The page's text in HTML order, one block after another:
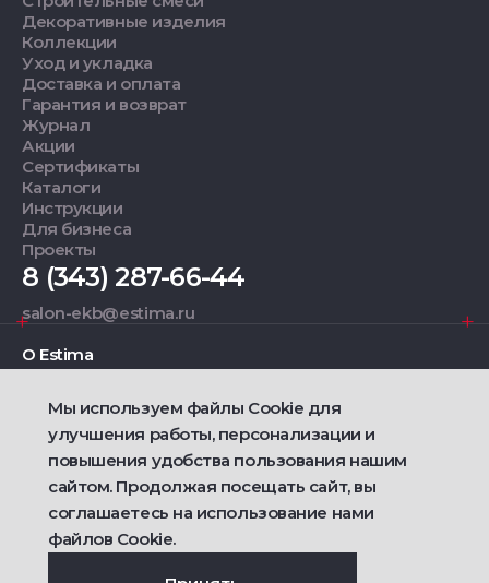
Декоративные изделия
Коллекции
Уход и укладка
Доставка и оплата
Гарантия и возврат
Журнал
Акции
Сертификаты
Каталоги
Инструкции
Для бизнеса
Проекты
8 (343) 287-66-44
salon-ekb@estima.ru
О Estima
Дизайнерам
Фирменные салоны
2021 — 2026 © Estima
Политика конфиденциальности
Договор публичной оферты о продаже товаров
Мы используем файлы Cookie для
улучшения работы, персонализации и
повышения удобства пользования нашим
сайтом. Продолжая посещать сайт, вы
соглашаетесь на использование нами
файлов Cookie.